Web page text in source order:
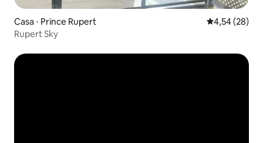
Casa ⋅ Prince Rupert 4,54 de uma
4,54 (28)
Rupert Sky